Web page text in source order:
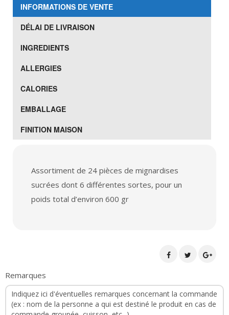
INFORMATIONS DE VENTE
DÉLAI DE LIVRAISON
INGREDIENTS
ALLERGIES
CALORIES
EMBALLAGE
FINITION MAISON
Assortiment de 24 pièces de mignardises
sucrées dont 6 différentes sortes, pour un
poids total d’environ 600 gr
Remarques